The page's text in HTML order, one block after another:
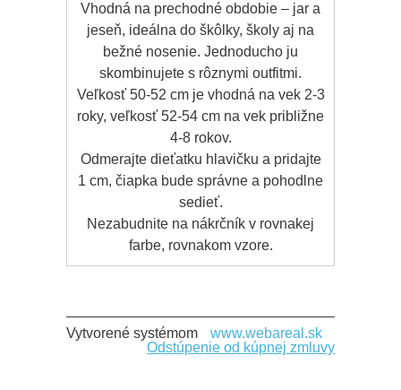
Vhodná na prechodné obdobie – jar a
jeseň, ideálna do škôlky, školy aj na
bežné nosenie. Jednoducho ju
skombinujete s rôznymi outfitmi.
Veľkosť 50-52 cm je vhodná na vek 2-3
roky, veľkosť 52-54 cm na vek približne
4-8 rokov.
Odmerajte dieťatku hlavičku a pridajte
1 cm, čiapka bude správne a pohodlne
sedieť.
Nezabudnite na nákrčník v rovnakej
farbe, rovnakom vzore.
Vytvorené systémom
www.webareal.sk
Odstúpenie od kúpnej zmluvy